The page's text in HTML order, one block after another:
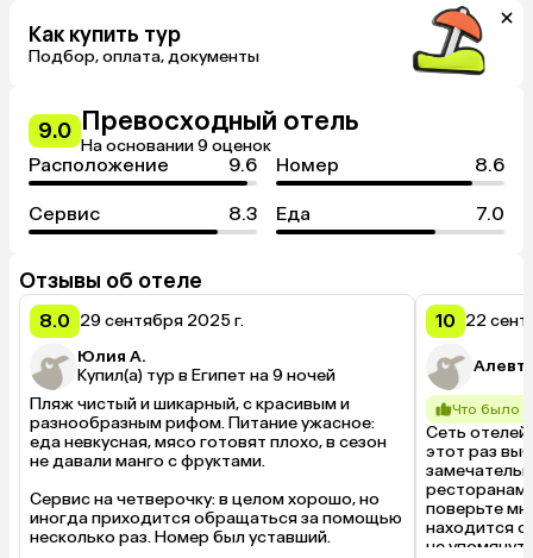
мероприятия каждый вечер всегда разные., Дневные
развлекательные программы: На главном пляже и в главном
бассейне ежедневно проводятся разнообразные
развлекательные программы., Дискотека Star Gate (00:00-
Дартс
Как купить тур
Подбор, оплата, документы
9.0 Превосходный отель
На основании 9 оценок
Расположение 9.6 Номер 8.6
Сервис 8.3 Еда 7.0
Отзывы об отеле
8.0 29 сентября 2025 г.
Юлия А.
Купил(а) тур в Египет на 9 ночей
Пляж чистый и шикарный, с красивым и
разнообразным рифом. Питание ужасное:
еда невкусная, мясо готовят плохо, в сезон
не давали манго с фруктами.
Сервис на четверочку: в целом хорошо, но
иногда приходится обращаться за помощью
несколько раз. Номер был уставший.
10 22
Что было
Сеть
этот раз
поверьте
находится
не